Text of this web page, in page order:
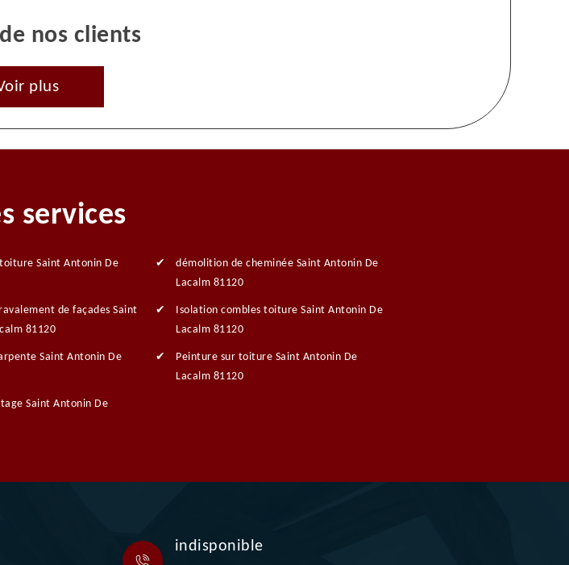
nos clients
plus
services
Saint Antonin De
de façades Saint
81120
Saint Antonin De
Saint Antonin De
démolition de cheminée Saint Antonin De
Lacalm 81120
Isolation combles toiture Saint Antonin De
Lacalm 81120
Peinture sur toiture Saint Antonin De
Lacalm 81120
indisponible